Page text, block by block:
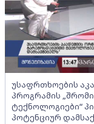
უსაფრთხოების
პროგრამის
ტექნოლოგიები“
პოტენციურ